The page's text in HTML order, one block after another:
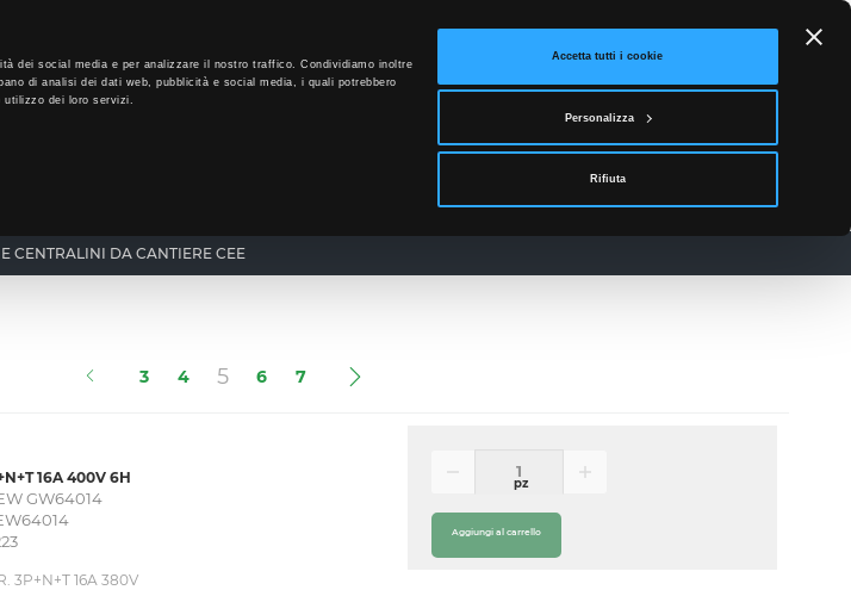
dei social media e per analizzare il nostro traffico. Condividiamo inoltre
di analisi dei dati web, pubblicità e social media, i quali potrebbero
utilizzo dei loro servizi.
Accetta tutti i cookie
Personalizza
Rifiuta
Accedi
News Contatti
CENTRALINI DA CANTIERE CEE
3 4 5(current)
6 7
16A 400V 6H
GW64014
3P+N+T 16A 380V
pz
Aggiungi al carrello